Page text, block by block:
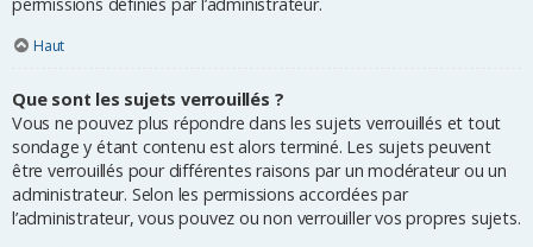
Haut
Que sont les sujets verrouillés ?
Vous ne pouvez plus répondre dans les sujets verrouillés et tout
sondage y étant contenu est alors terminé. Les sujets peuvent
être verrouillés pour différentes raisons par un modérateur ou un
administrateur. Selon les permissions accordées par
l’administrateur, vous pouvez ou non verrouiller vos propres sujets.